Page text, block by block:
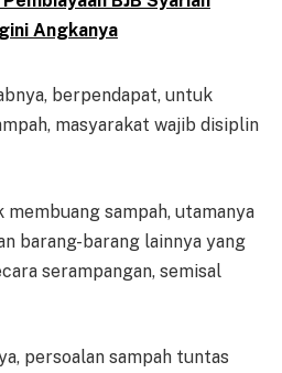
Angkanya
berpendapat, untuk
masyarakat wajib disiplin
membuang sampah, utamanya
barang-barang lainnya yang
serampangan, semisal
persoalan sampah tuntas